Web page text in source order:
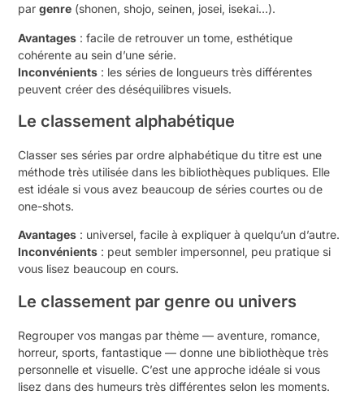
pargenre (shonen, shojo, seinen, josei, isekai…).
Avantages : facile de retrouver un tome, esthétique
cohérente au sein d’une série.
Inconvénients : les séries de longueurs très différentes
peuvent créer des déséquilibres visuels.
Le classement alphabétique
Classer ses séries par ordre alphabétique du titre est une
méthode très utilisée dans les bibliothèques publiques. Elle
est idéale si vous avez beaucoup de séries courtes ou de
one-shots.
Avantages : universel, facile à expliquer à quelqu’un d’autre.
Inconvénients : peut sembler impersonnel, peu pratique si
vous lisez beaucoup en cours.
Le classement par genre ou univers
Regrouper vos mangas par thème — aventure, romance,
horreur, sports, fantastique — donne une bibliothèque très
personnelle et visuelle. C’est une approche idéale si vous
lisez dans des humeurs très différentes selon les moments.